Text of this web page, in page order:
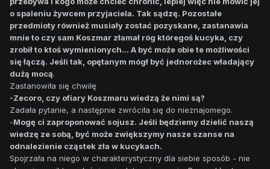
o spaleniu żywcem przyjaciela. Tak sądzę. Pozostałe
przedmioty również musiały zostać pozyskane, zastanawia
mnie to czy sam Koszmar złamał róg któregoś kucyka, czy
zrobił to ktoś wymienionych... A być może obie te możliwości
się łączą. Jeśli tak, opętanym mógł być jednorożec władający
dużą mocą.
Zastanowiła się chwilę
-Zecoro, czy ofiary Koszmaru wiedzą że nimi są?
Zadała pytanie, a następnie zwróciła się do nieznajomego.
-Mogę ci zaproponować sojusz. Jeśli będziemy dzielić naszą
wiedzę ze sobą, być może zwiększymy nasze szanse na
odnalezienie cząstek zła w kucykach.
Spojrzała na niego w charakterystyczny dla siebie sposób - nie